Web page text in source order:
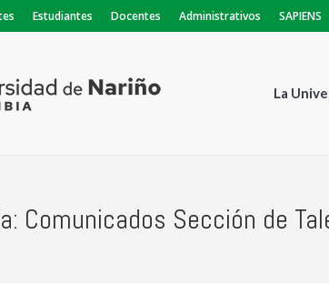
Estudiantes Docentes Administrativos SAPIENS
La
Comunicados Sección de